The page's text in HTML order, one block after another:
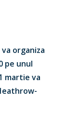
organiza
pe unul
martie va